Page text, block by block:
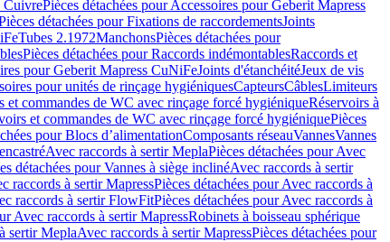
CuivrePièces détachées pour Accessoires pour Geberit Mapress
détachées pour Fixations de raccordementsJoints
Tubes 2.1972ManchonsPièces détachées pour
Pièces détachées pour Raccords indémontablesRaccords et
pour Geberit Mapress CuNiFeJoints d'étanchéitéJeux de vis
pour unités de rinçage hygiéniquesCapteursCâblesLimiteurs
et commandes de WC avec rinçage forcé hygiéniqueRéservoirs à
et commandes de WC avec rinçage forcé hygiéniquePièces
pour Blocs d’alimentationComposants réseauVannesVannes
Avec raccords à sertir MeplaPièces détachées pour Avec
détachées pour Vannes à siège inclinéAvec raccords à sertir
raccords à sertir MapressPièces détachées pour Avec raccords à
raccords à sertir FlowFitPièces détachées pour Avec raccords à
Avec raccords à sertir MapressRobinets à boisseau sphérique
sertir MeplaAvec raccords à sertir MapressPièces détachées pour